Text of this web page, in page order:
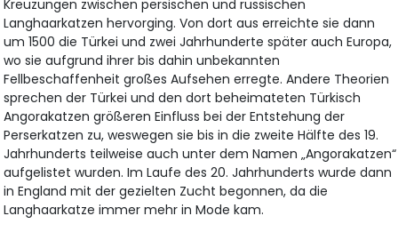
Kreuzungen zwischen persischen und russischen
Langhaarkatzen hervorging. Von dort aus erreichte sie dann
um 1500 die Türkei und zwei Jahrhunderte später auch Europa,
wo sie aufgrund ihrer bis dahin unbekannten
Fellbeschaffenheit großes Aufsehen erregte. Andere Theorien
sprechen der Türkei und den dort beheimateten Türkisch
Angorakatzen größeren Einfluss bei der Entstehung der
Perserkatzen zu, weswegen sie bis in die zweite Hälfte des 19.
Jahrhunderts teilweise auch unter dem Namen „Angorakatzen“
aufgelistet wurden. Im Laufe des 20. Jahrhunderts wurde dann
in England mit der gezielten Zucht begonnen, da die
Langhaarkatze immer mehr in Mode kam.